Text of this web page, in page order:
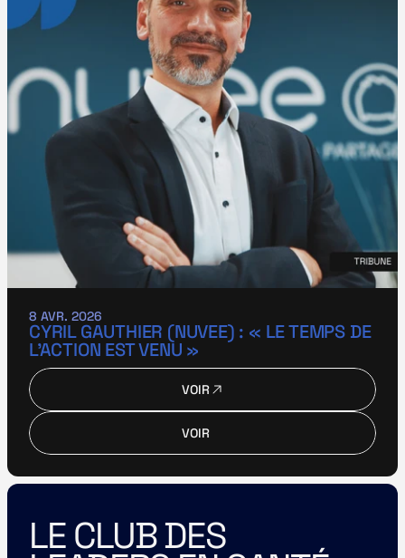
8 AVR. 2026
CYRIL GAUTHIER (NUVEE) : « LE TEMPS DE
L’ACTION EST VENU »
VOIR
VOIR
LE CLUB DES